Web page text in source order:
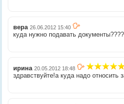
вера 26.06.2012 15:40
куда нужно подавать
ирина 20.05.2012 18:48
здравствуйте!а куда надо относить